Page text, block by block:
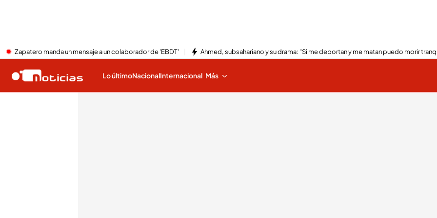
Zapatero manda un mensaje a un colaborador de 'EBDT' Ahmed, subsahariano y su drama: "Si me deportan y me matan puedo morir
Lo últimoNacionalInternacional Más